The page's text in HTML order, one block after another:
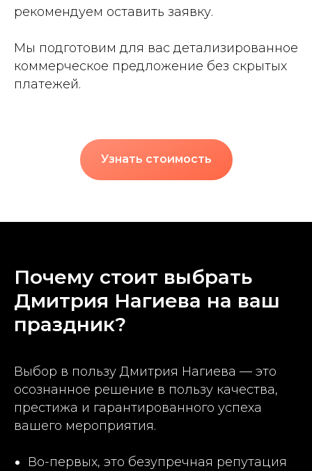
рекомендуем оставить заявку.
Мы подготовим для вас детализированное
коммерческое предложение без скрытых
платежей.
Узнать стоимость
Почему стоит выбрать
Дмитрия Нагиева на ваш
праздник?
Выбор в пользу Дмитрия Нагиева — это
осознанное решение в пользу качества,
престижа и гарантированного успеха
вашего мероприятия.
Во-первых, это безупречная репутация